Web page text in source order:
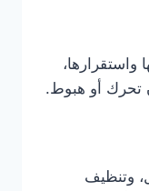
تحرك أو هبوط.
وتنظيف